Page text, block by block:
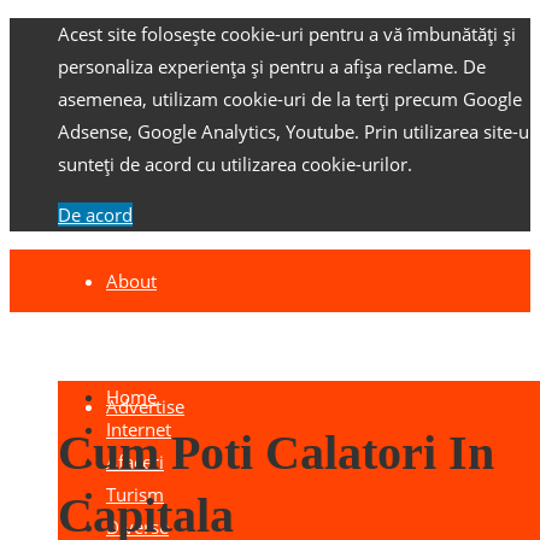
Acest site folosește cookie-uri pentru a vă îmbunătăți și
personaliza experiența și pentru a afișa reclame. De
asemenea, utilizam cookie-uri de la terți precum Google
Adsense, Google Analytics, Youtube. Prin utilizarea site-
sunteți de acord cu utilizarea cookie-urilor.
De acord
About
Advertise
Home
Internet
Afaceri
Turism
Diverse
Cum Poti Calatori In
Capitala